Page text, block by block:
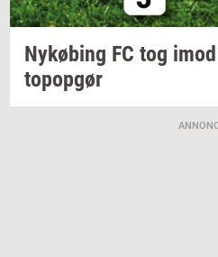
Ny­kø­bing FC tog
topop­gør